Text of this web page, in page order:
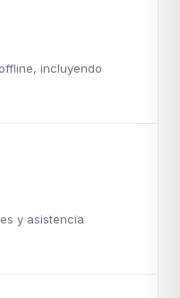
incluyendo
y asistencia